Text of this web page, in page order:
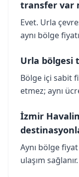
transfer var
Evet. Urla
aynı bölge
Urla bölgesi
Bölge içi sabit
etmez; aynı
İzmir
Aynı bölge
ulaşım